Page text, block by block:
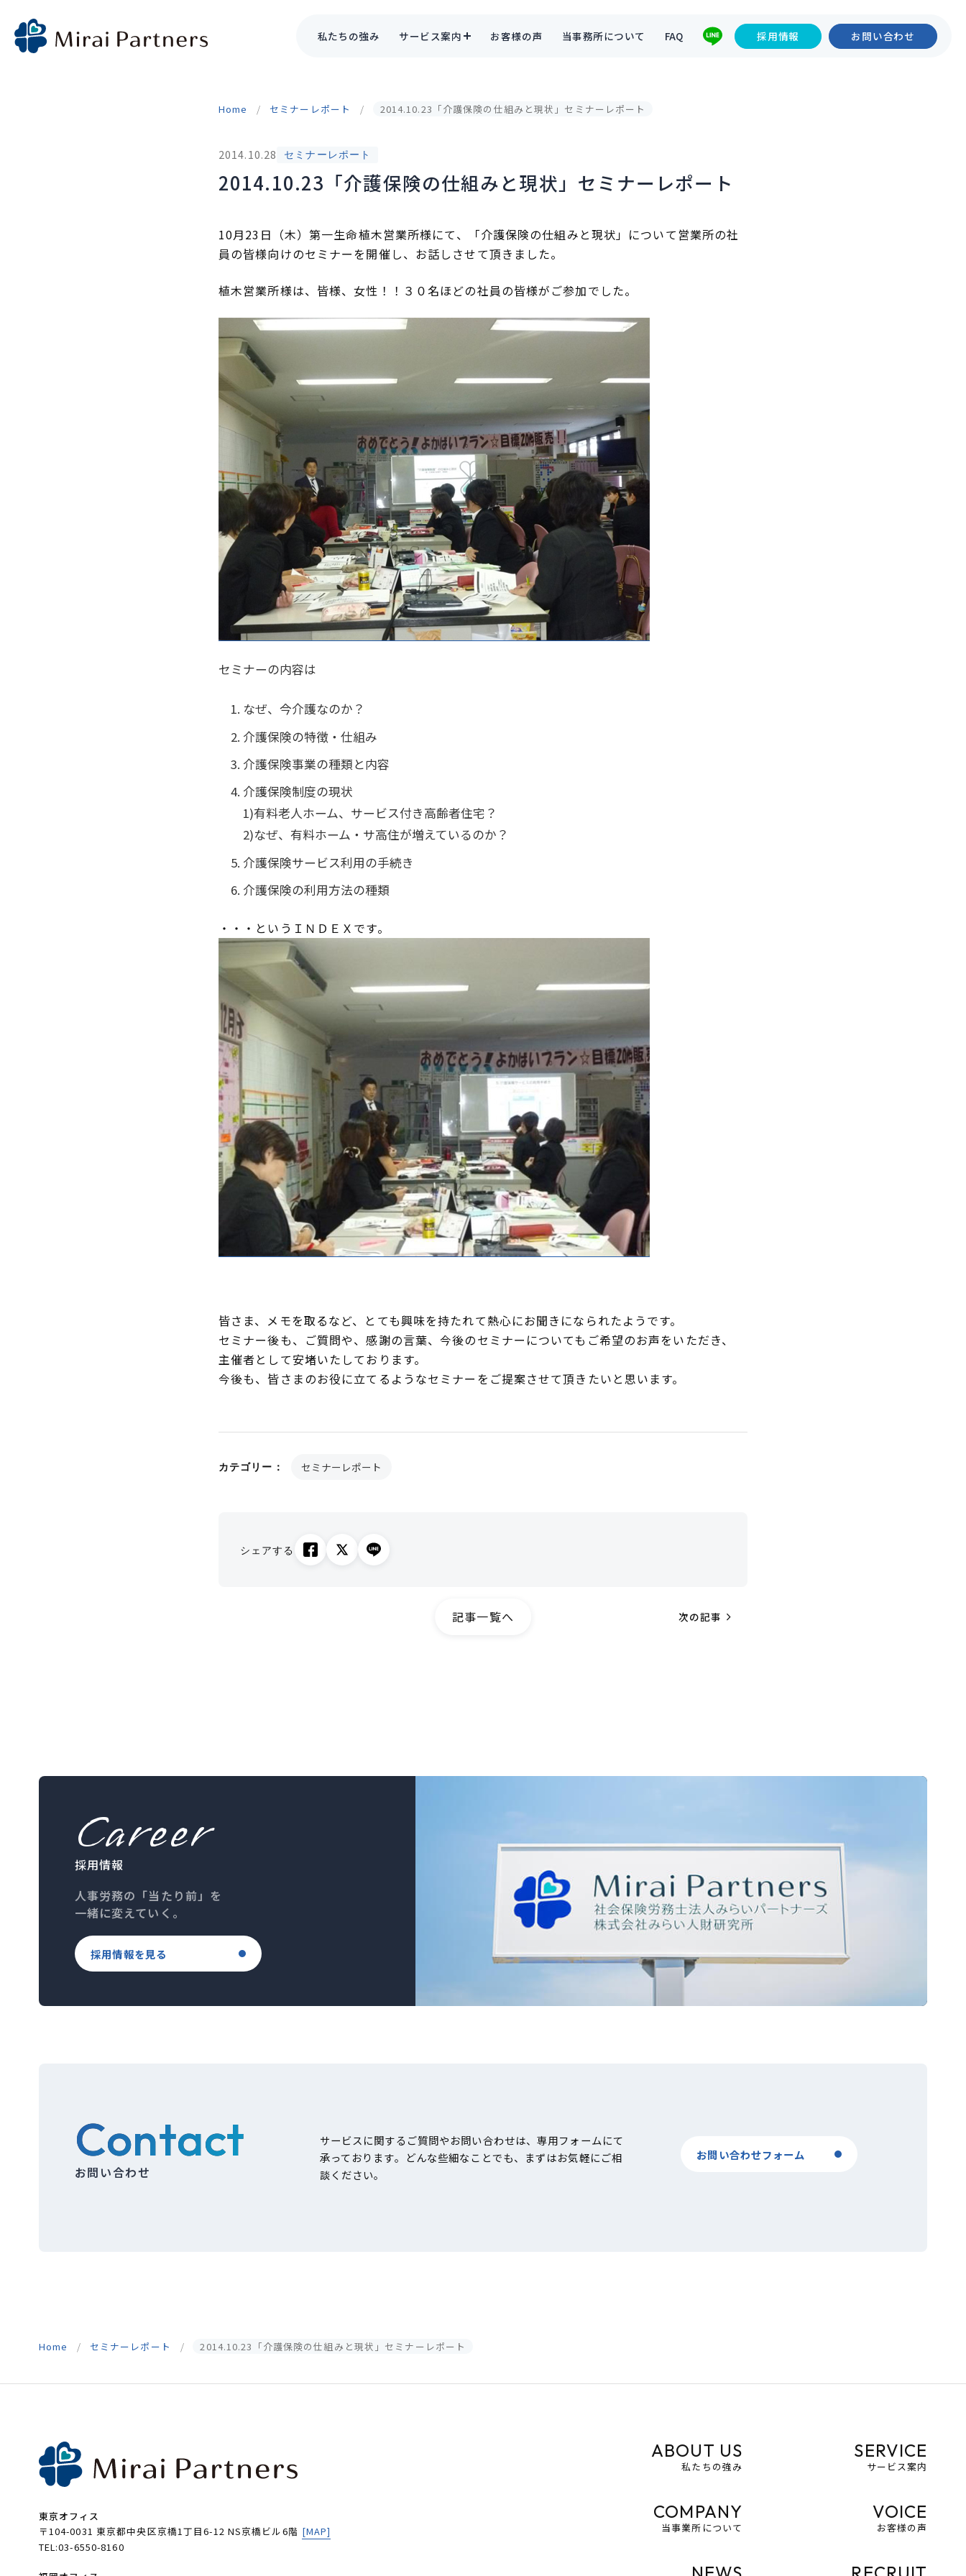
私たちの強み サービス案内 お客様の声 当事務所について FAQ 採用情報 お問い合わせ
Home セミナーレポート 2014.10.23「介護保険の仕組みと現状」セミナーレポート
2014.10.28 セミナーレポート
2014.10.23「介護保険の仕組みと現状」セミナーレポート
10月23日（木）第一生命植木営業所様にて、「介護保険の仕組みと現状」について営業所の社
員の皆様向けのセミナーを開催し、お話しさせて頂きました。
植木営業所様は、皆様、女性！！３０名ほどの社員の皆様がご参加でした。
セミナーの内容は
なぜ、今介護なのか？
介護保険の特徴・仕組み
介護保険事業の種類と内容
介護保険制度の現状
1)有料老人ホーム、サービス付き高齢者住宅？
2)なぜ、有料ホーム・サ高住が増えているのか？
介護保険サービス利用の手続き
介護保険の利用方法の種類
・・・というＩＮＤＥＸです。
皆さま、メモを取るなど、とても興味を持たれて熱心にお聞きになられたようです。
セミナー後も、ご質問や、感謝の言葉、今後のセミナーについてもご希望のお声をいただき、
主催者として安堵いたしております。
今後も、皆さまのお役に立てるようなセミナーをご提案させて頂きたいと思います。
カテゴリー： セミナーレポート
シェアする
記事一覧へ 次の記事 navigate_next
Career
採用情報
人事労務の「当たり前」を
一緒に変えていく。
採用情報を見る
Contact
お問い合わせ
サービスに関するご質問やお問い合わせは、専用フォームにて
承っております。どんな些細なことでも、まずはお気軽にご相
談ください。
お問い合わせフォーム
Home セミナーレポート 2014.10.23「介護保険の仕組みと現状」セミナーレポート
東京オフィス
〒104-0031 東京都中央区京橋1丁目6-12 NS京橋ビル6階 [MAP]
TEL:03-6550-8160
ABOUT US
私たちの強み
SERVICE
サービス案内
COMPANY
当事業所について
VOICE
お客様の声